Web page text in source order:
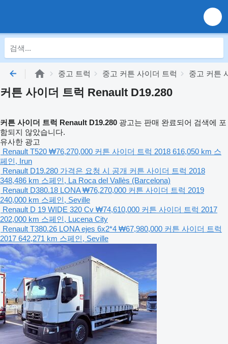
중고 트럭 중고 커튼 사이더 트럭 중고 커튼
커튼 사이더 트럭 Renault D19.280
커튼 사이더 트럭 Renault D19.280 광고는 판매 완료되어 검색에 포
함되지 않았습니다.
유사한 광고
Renault T520 ₩76,270,000 커튼 사이더 트럭 2018 616,050 km 스
페인, Irun
Renault D19.280 가격은 요청 시 공개 커튼 사이더 트럭 2018
348,486 km 스페인, La Roca del Vallès (Barcelona)
Renault D380.18 LONA ₩76,270,000 커튼 사이더 트럭 2019
240,000 km 스페인, Seville
Renault D 19 WIDE 320 Cv ₩74,610,000 커튼 사이더 트럭 2017
202,000 km 스페인, Lucena City
Renault T380.26 LONA ejes 6x2*4 ₩67,980,000 커튼 사이더 트럭
2017 642,271 km 스페인, Seville